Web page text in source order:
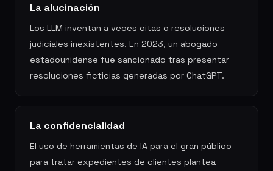
La alucinación
Los LLM inventan a veces citas o resoluciones
judiciales inexistentes. En 2023, un abogado
estadounidense fue sancionado tras presentar
resoluciones ficticias generadas por ChatGPT.
La confidencialidad
El uso de herramientas de IA para el gran público
para tratar expedientes de clientes plantea